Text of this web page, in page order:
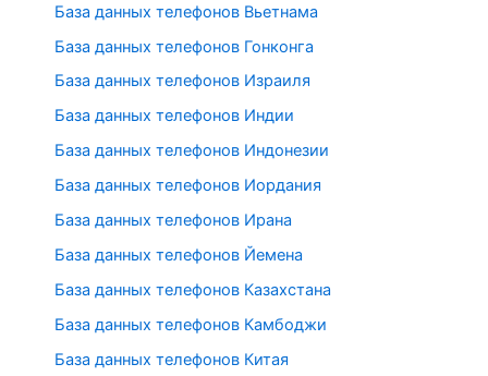
База данных телефонов Вьетнама
База данных телефонов Гонконга
База данных телефонов Израиля
База данных телефонов Индии
База данных телефонов Индонезии
База данных телефонов Иордания
База данных телефонов Ирана
База данных телефонов Йемена
База данных телефонов Казахстана
База данных телефонов Камбоджи
База данных телефонов Китая